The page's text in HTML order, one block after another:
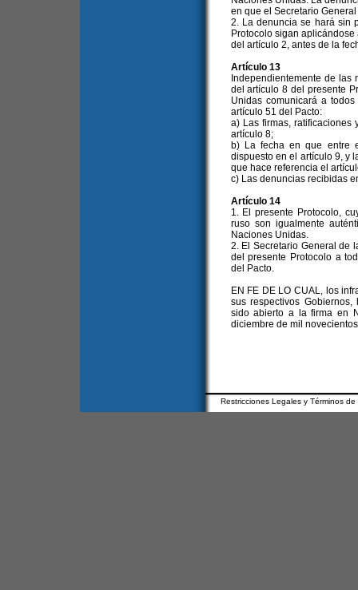
en que el Secretario
2. La denuncia se hará sin
Protocolo sigan
del artículo 2, antes de la
Artículo 13
Independientemente de las
del artículo 8 del presente
Unidas comunicará a
artículo 51 del Pacto:
a) Las firmas, ratificaciones
artículo 8;
b) La fecha en que entre
dispuesto en el artículo 9, y
que hace referencia el
c) Las denuncias recibidas
Artículo 14
1. El presente Protocolo,
ruso son igualmente
Naciones Unidas.
2. El Secretario General de
del presente Protocolo a
del Pacto.
EN FE DE LO CUAL, los
sus respectivos
sido abierto a la firma en
diciembre de mil
Restricciones Legales y Términos de